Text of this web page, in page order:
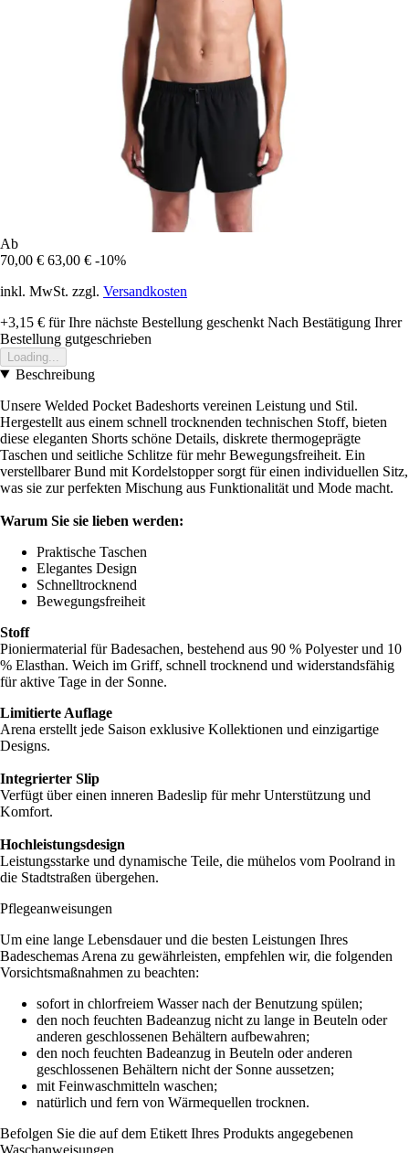
Ab
70,00 € 63,00 € -10%
inkl. MwSt. zzgl. Versandkosten
+3,15 € für Ihre nächste Bestellung geschenkt Nach Bestätigung Ihrer
Bestellung gutgeschrieben
Loading...
Beschreibung
Unsere Welded Pocket Badeshorts vereinen Leistung und Stil.
Hergestellt aus einem schnell trocknenden technischen Stoff, bieten
diese eleganten Shorts schöne Details, diskrete thermogeprägte
Taschen und seitliche Schlitze für mehr Bewegungsfreiheit. Ein
verstellbarer Bund mit Kordelstopper sorgt für einen individuellen Sitz,
was sie zur perfekten Mischung aus Funktionalität und Mode macht.
Warum Sie sie lieben werden:
Praktische Taschen
Elegantes Design
Schnelltrocknend
Bewegungsfreiheit
Stoff
Pioniermaterial für Badesachen, bestehend aus 90 % Polyester und 10
% Elasthan. Weich im Griff, schnell trocknend und widerstandsfähig
für aktive Tage in der Sonne.
Limitierte Auflage
Arena erstellt jede Saison exklusive Kollektionen und einzigartige
Designs.
Integrierter Slip
Verfügt über einen inneren Badeslip für mehr Unterstützung und
Komfort.
Hochleistungsdesign
Leistungsstarke und dynamische Teile, die mühelos vom Poolrand in
die Stadtstraßen übergehen.
Pflegeanweisungen
Um eine lange Lebensdauer und die besten Leistungen Ihres
Badeschemas Arena zu gewährleisten, empfehlen wir, die folgenden
Vorsichtsmaßnahmen zu beachten:
sofort in chlorfreiem Wasser nach der Benutzung spülen;
den noch feuchten Badeanzug nicht zu lange in Beuteln oder
anderen geschlossenen Behältern aufbewahren;
den noch feuchten Badeanzug in Beuteln oder anderen
geschlossenen Behältern nicht der Sonne aussetzen;
mit Feinwaschmitteln waschen;
natürlich und fern von Wärmequellen trocknen.
Befolgen Sie die auf dem Etikett Ihres Produkts angegebenen
Waschanweisungen.